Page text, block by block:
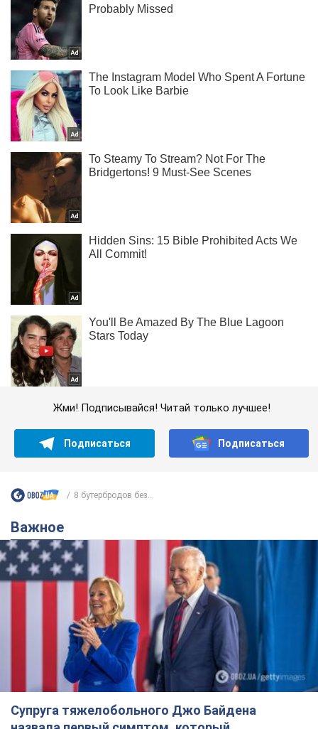
Жми! Подписывайся! Читай только лучшее!
Подписаться Подписаться
8 бутербродов без...
Важное
Супруга тяжелобольного Джо Байдена